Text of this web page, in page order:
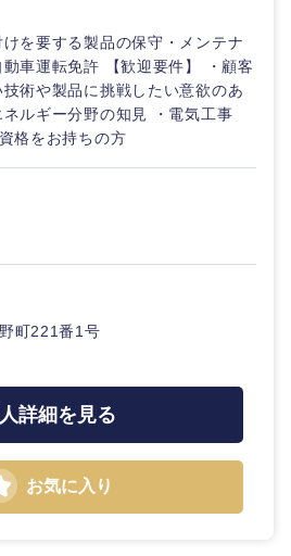
三重県
けを要する製品の保守・メンテナ
車運転免許 【歓迎要件】 ・顧客
術や製品に挑戦したい意欲のあ
ルギー分野の知見 ・電気工事
格をお持ちの方
町221番1号
詳細を見る
お気に入り